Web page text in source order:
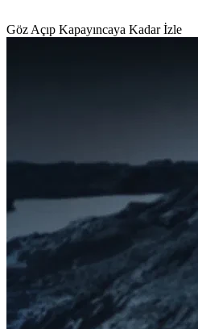
Göz Açıp Kapayıncaya Kadar İzle